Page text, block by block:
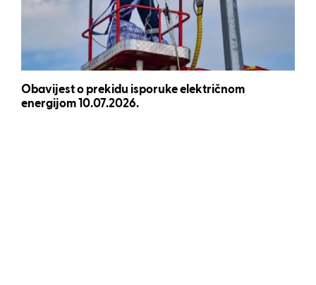
Obavijest o prekidu isporuke električnom
energijom 10.07.2026.